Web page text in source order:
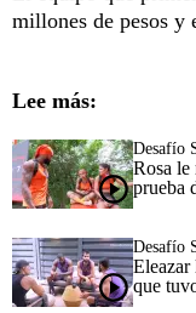
millones de pesos y
Lee más:
Desafío
Rosa le
prueba
Desafío
Eleazar
que